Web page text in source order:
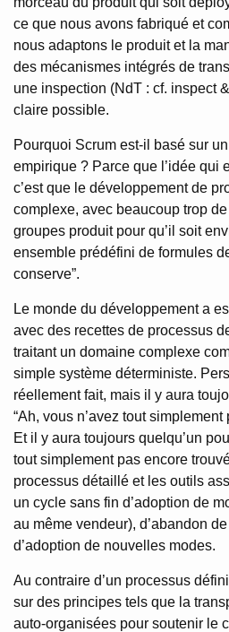
ce que nous avons fabriqué et
nous adaptons le produit et la
des mécanismes intégrés de
une inspection (NdT : cf. inspect
claire possible.
Pourquoi Scrum est-il basé sur
empirique ? Parce que l’idée qui
c’est que le développement de
complexe, avec beaucoup trop
groupes produit pour qu’il soit
ensemble prédéfini de formules
conserve”.
Le monde du développement a
avec des recettes de processus
traitant un domaine complexe
simple système déterministe.
réellement fait, mais il y aura
“Ah, vous n’avez tout
Et il y aura toujours quelqu’un
tout simplement pas encore
processus détaillé et les outils
un cycle sans fin d’adoption de
au même vendeur), d’abandon
d’adoption de nouvelles modes.
Au contraire d’un processus
sur des principes tels que la
auto-organisées pour soutenir le